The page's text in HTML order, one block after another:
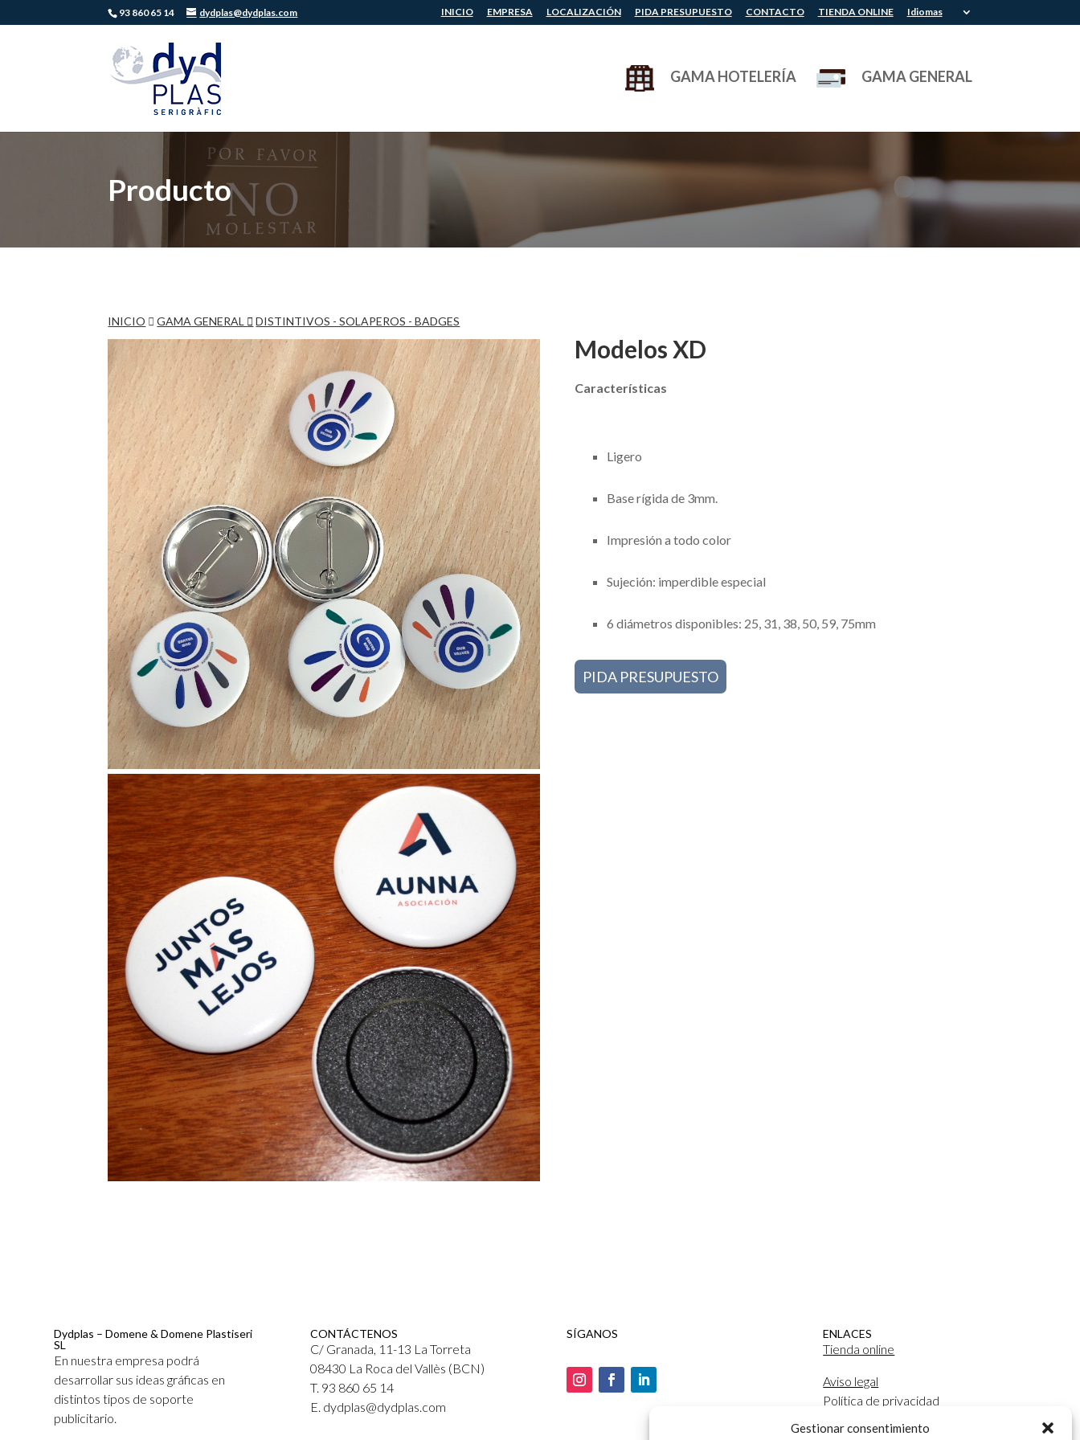
Gestionar consentimiento
93 860 65 14 dydplas@dydplas.com INICIO EMPRESA LOCALIZACIÓN PIDA PRESUPUESTO CONTACTO TIENDA ONLINE Idiomas
GAMA HOTELERÍA GAMA GENERAL
Producto
INICIO GAMA GENERAL DISTINTIVOS - SOLAPEROS - BADGES
Modelos XD
Características
Ligero
Base rígida de 3mm.
Impresión a todo color
Sujeción: imperdible especial
6 diámetros disponibles: 25, 31, 38, 50, 59, 75mm
PIDA PRESUPUESTO
Dydplas – Domene & Domene Plastiseri
SL
En nuestra empresa podrá
desarrollar sus ideas gráficas en
distintos tipos de soporte
publicitario.
CONTÁCTENOS
C/ Granada, 11-13 La Torreta
08430 La Roca del Vallès (BCN)
T. 93 860 65 14
E. dydplas@dydplas.com
SÍGANOS ENLACES
Tienda online
Aviso legal
Política de privacidad